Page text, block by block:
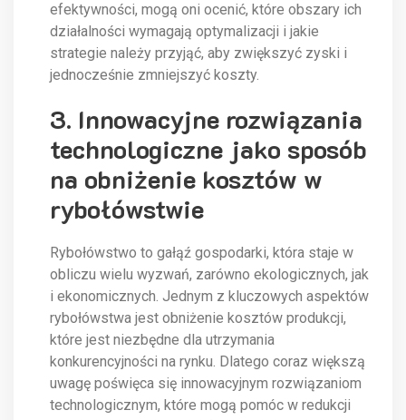
efektywności, mogą oni ocenić, które obszary ich
działalności wymagają optymalizacji i jakie
strategie należy przyjąć, aby zwiększyć zyski i
jednocześnie zmniejszyć koszty.
3. Innowacyjne rozwiązania
technologiczne jako sposób
na obniżenie kosztów w
rybołówstwie
Rybołówstwo to gałąź gospodarki, która staje w
obliczu wielu wyzwań, zarówno ekologicznych, jak
i ekonomicznych. Jednym z kluczowych aspektów
rybołówstwa jest obniżenie kosztów produkcji,
które jest niezbędne dla utrzymania
konkurencyjności na rynku. Dlatego coraz większą
uwagę poświęca się innowacyjnym rozwiązaniom
technologicznym, które mogą pomóc w redukcji